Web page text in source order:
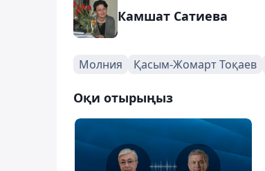
Камшат Сатиева
Молния Қасым-Жомарт Тоқаев
Оқи отырыңыз